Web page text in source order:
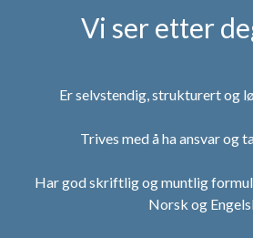
Vi ser etter
Er selvstendig, strukturert og
Trives med å ha ansvar og
Har god skriftlig og muntlig
Norsk og